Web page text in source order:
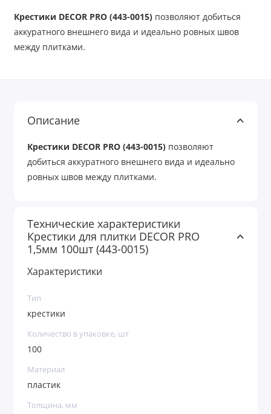
Крестики DECOR PRO (443-0015)позволяют добиться
аккуратного внешнего вида и идеально ровных швов
между плитками.
Описание
Крестики DECOR PRO (443-0015) позволяют
добиться аккуратного внешнего вида и идеально
ровных швов между плитками.
Технические характеристики
Крестики для плитки DECOR PRO
1,5мм 100шт (443-0015)
Характеристики
Тип
крестики
Количество в упаковке, шт
100
Материал
пластик
Толщина, мм